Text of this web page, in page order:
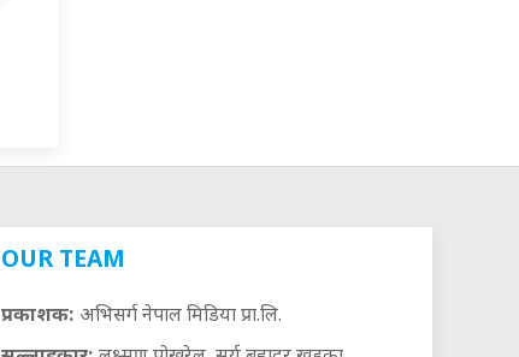
OUR TEAM
प्रकाशक: अभिसर्ग नेपाल मिडिया प्रा.लि.